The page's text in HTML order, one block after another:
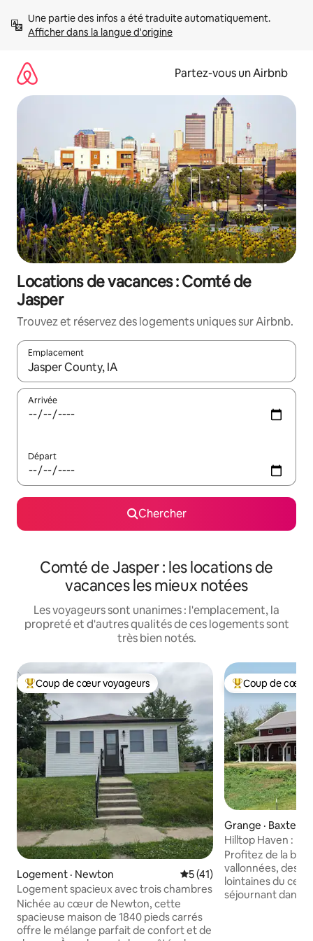
directement
Afficher dans la langue d'origine
Partez-vous un Airbnb
Locations de vacances : Comté de
Jasper
Trouvez et réservez des logements uniques sur Airbnb.
Emplacement
Quand les résultats sont affichés, parcourez-les en utilisant
Arrivée
Départ
Chercher
Comté de Jasper : les locations de
vacances les mieux notées
Les voyageurs sont unanimes : l'emplacement, la
propreté et d'autres qualités de ces logements sont
très bien notés.
Coup de cœur voyageurs parmi les plus aimés
Coup de cœur voyageurs
Logement · Newton Note moyenne de 5 sur 5,
5 (41)
Logement spacieux avec trois chambres
Nichée au cœur de Newton, cette
spacieuse maison de 1840 pieds carrés
offre le mélange parfait de confort et de
Coup de cœur
Coup de cœur
Grange · Baxter
Hilltop Haven :
Profitez de la
vallonnées, des
lointaines du
séjournant dans